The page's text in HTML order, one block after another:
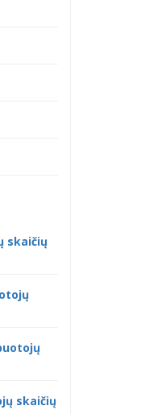
skaičių
skaičių